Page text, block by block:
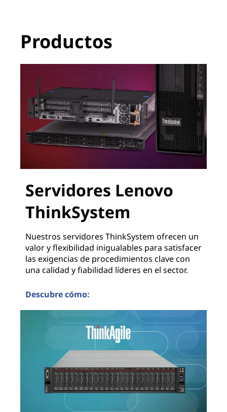
Productos
Servidores Lenovo
ThinkSystem
Nuestros servidores ThinkSystem ofrecen un
valor y flexibilidad inigualables para satisfacer
las exigencias de procedimientos clave con
una calidad y fiabilidad líderes en el sector.
Descubre cómo: